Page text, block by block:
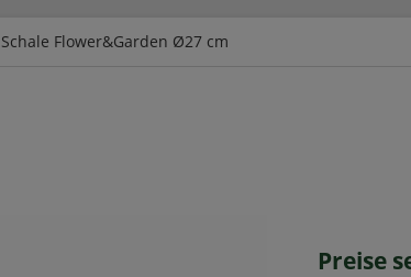
Schale Flower&Garden Ø27 cm
Preise